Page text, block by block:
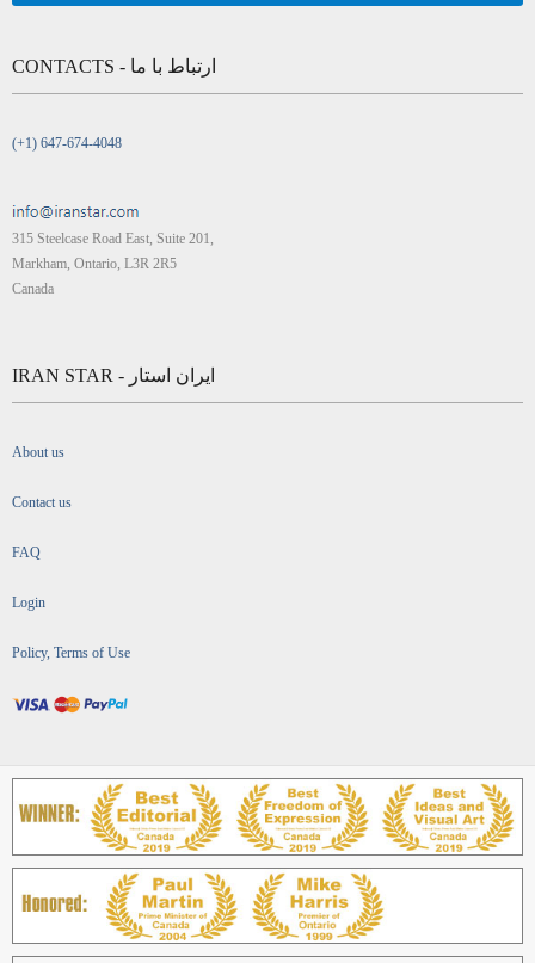
CONTACTS - ارتباط با ما
(+1) 647-674-4048
315 Steelcase Road East, Suite 201,
Markham, Ontario, L3R 2R5
Canada
IRAN STAR - ایران استار
About us
Contact us
FAQ
Login
Policy, Terms of Use